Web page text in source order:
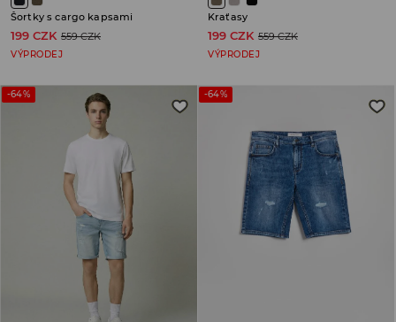
Šortky s cargo kapsami
199 CZK 559 CZK
VÝPRODEJ
Kraťasy
199 CZK 559 CZK
VÝPRODEJ
-64% -64%